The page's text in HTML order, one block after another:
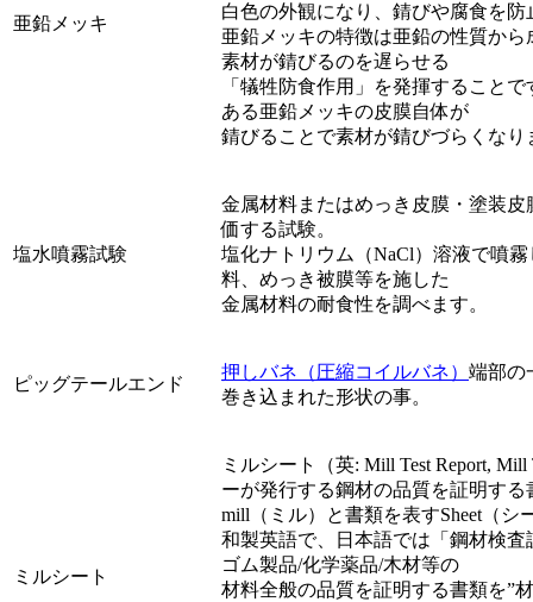
亜鉛メッキ
白色の外観になり、錆びや腐食を
亜鉛メッキの特徴は亜鉛の性質か
素材が錆びるのを遅らせる
「犠牲防食作用」を発揮すること
ある亜鉛メッキの皮膜自体が
錆びることで素材が錆びづらくなり
塩水噴霧試験
金属材料またはめっき皮膜・塗装
価する試験。
塩化ナトリウム（NaCl）溶液で噴
料、めっき被膜等を施した
金属材料の耐食性を調べます。
ピッグテールエンド
押しバネ（圧縮コイルバネ） 端部の
巻き込まれた形状の事。
ミルシート
ミルシート（英: Mill Test Report,
ーが発行する鋼材の品質を証明す
mill（ミル）と書類を表すSheet（シ
和製英語で、日本語では「鋼材検
ゴム製品/化学薬品/木材等の
材料全般の品質を証明する書類を”